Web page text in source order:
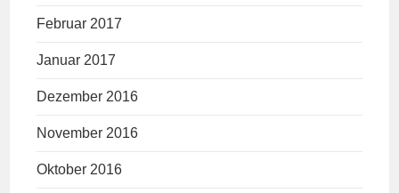
Februar 2017
Januar 2017
Dezember 2016
November 2016
Oktober 2016